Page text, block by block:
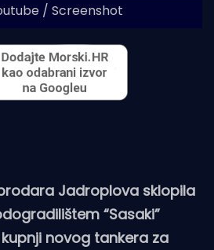
/ Screenshot
Jadroplova sklopila
“Sasaki”
novog tankera za